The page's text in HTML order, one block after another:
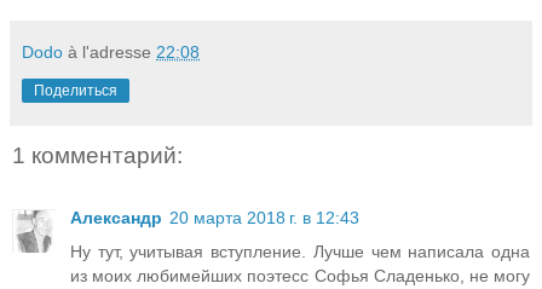
Dodo à l'adresse 22:08
Поделиться
1 комментарий:
Александр 20 марта 2018 г. в 12:43
Ну тут, учитывая вступление. Лучше чем написала одна
из моих любимейших поэтесс Софья Сладенько, не могу